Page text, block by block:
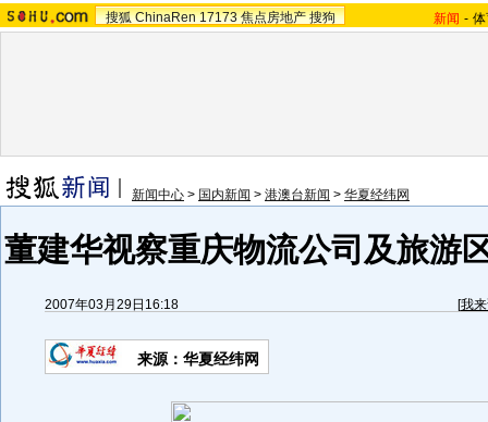
搜狐 ChinaRen 17173 焦点房地产 搜狗 新闻 -
新闻中心 > 国内新闻 > 港澳台新闻 > 华夏经纬网
董建华视察重庆物流公司及旅游
2007年03月29日16:18 [我
来源：华夏经纬网